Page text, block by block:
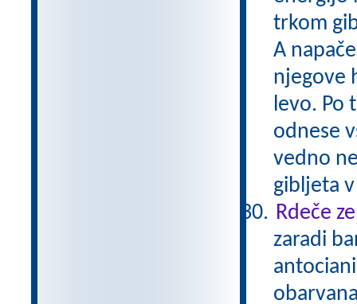
trkom
A
njegove
levo. Po
odnese
vedno
gibljeta
Rdeče
zaradi